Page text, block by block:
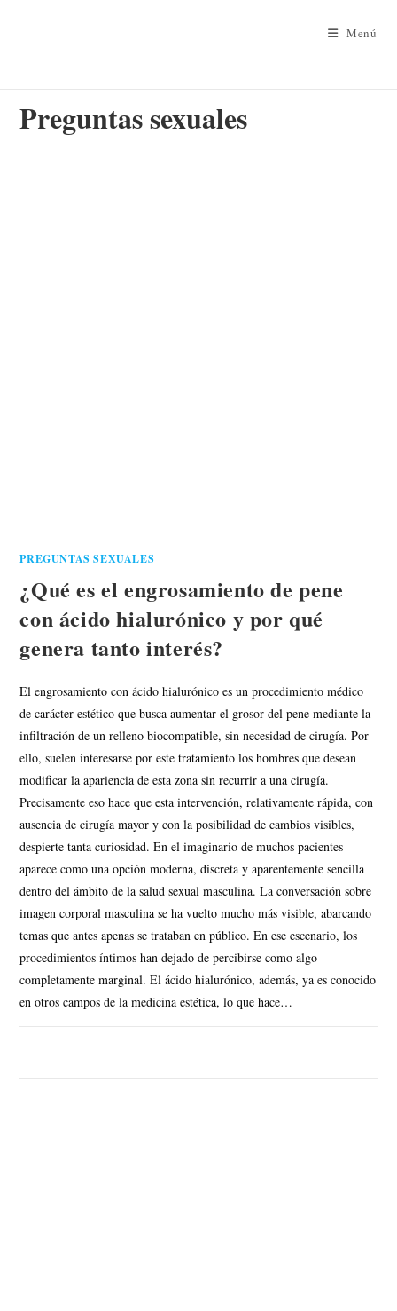
Menú
Preguntas sexuales
PREGUNTAS SEXUALES
¿Qué es el engrosamiento de pene
con ácido hialurónico y por qué
genera tanto interés?
El engrosamiento con ácido hialurónico es un procedimiento médico
de carácter estético que busca aumentar el grosor del pene mediante la
infiltración de un relleno biocompatible, sin necesidad de cirugía. Por
ello, suelen interesarse por este tratamiento los hombres que desean
modificar la apariencia de esta zona sin recurrir a una cirugía.
Precisamente eso hace que esta intervención, relativamente rápida, con
ausencia de cirugía mayor y con la posibilidad de cambios visibles,
despierte tanta curiosidad. En el imaginario de muchos pacientes
aparece como una opción moderna, discreta y aparentemente sencilla
dentro del ámbito de la salud sexual masculina. La conversación sobre
imagen corporal masculina se ha vuelto mucho más visible, abarcando
temas que antes apenas se trataban en público. En ese escenario, los
procedimientos íntimos han dejado de percibirse como algo
completamente marginal. El ácido hialurónico, además, ya es conocido
en otros campos de la medicina estética, lo que hace…